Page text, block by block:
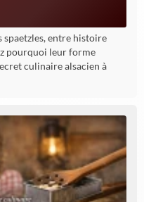
spaetzles, entre histoire
pourquoi leur forme
culinaire alsacien à